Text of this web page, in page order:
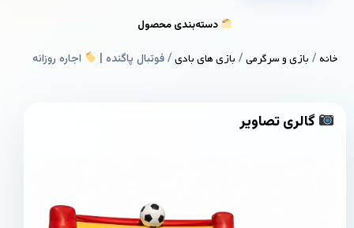
دسته‌بندی محصول
خانه/ بازی و سرگرمی/ بازی های بادی/ فوتبال پاگنده | اجاره روزانه
گالری تصاویر